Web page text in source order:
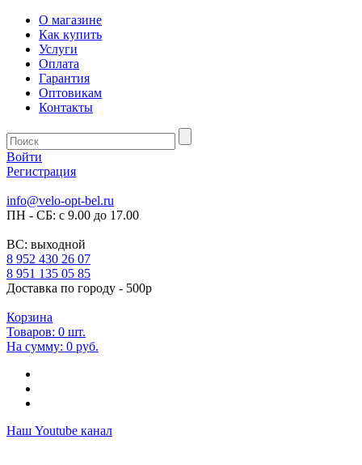
О магазине
Как купить
Услуги
Оплата
Гарантия
Оптовикам
Контакты
Войти
Регистрация
info@velo-opt-bel.ru
ПН - СБ: с 9.00 до 17.00
ВС: выходной
8 952 430 26 07
8 951 135 05 85
Доставка по городу - 500р
Корзина
Товаров: 0 шт.
На сумму: 0 руб.
Наш Youtube канал